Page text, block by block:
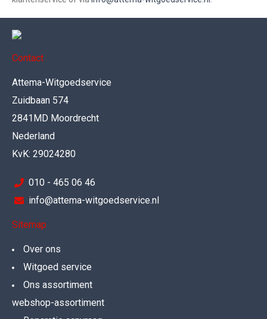
Contact
Attema-Witgoedservice
Zuidbaan 574
2841MD Moordrecht
Nederland
KvK: 29024280
010 - 465 06 46
info@attema-witgoedservice.nl
Sitemap
Over ons
Witgoed service
Ons assortiment
webshop-assortiment